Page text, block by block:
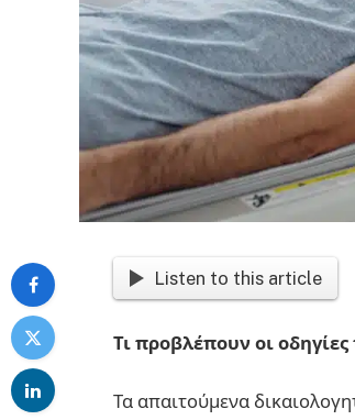
Listen to this article
Τι προβλέπουν οι
Τα απαιτούμενα